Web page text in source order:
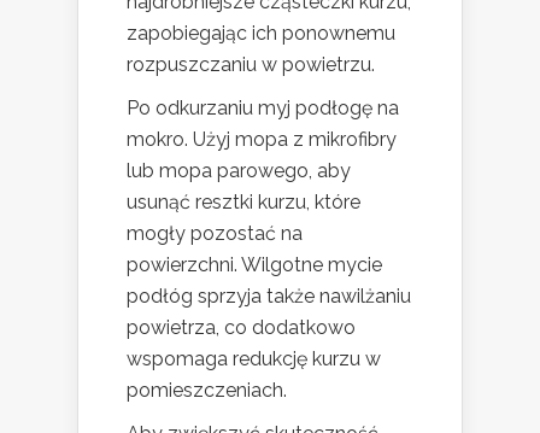
zapobiegając ich ponownemu
rozpuszczaniu w powietrzu.
Po odkurzaniu myj podłogę na
mokro. Użyj mopa z mikrofibry
lub mopa parowego, aby
usunąć resztki kurzu, które
mogły pozostać na
powierzchni. Wilgotne mycie
podłóg sprzyja także nawilżaniu
powietrza, co dodatkowo
wspomaga redukcję kurzu w
pomieszczeniach.